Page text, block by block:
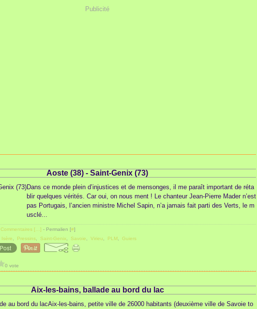
Publicité
Aoste (38) - Saint-Genix (73)
Dans ce monde plein d’injustices et de mensonges, il me paraît important de réta
blir quelques vérités. Car oui, on nous ment ! Le chanteur Jean-Pierre Mader n’est
pas Portugais, l’ancien ministre Michel Sapin, n’a jamais fait parti des Verts, le m
usclé...
Commentaires [ ] - Permalien [#]
Isère Pressins Saint-Genix Savoie Virieu PLM Guiers
0 vote
Aix-les-bains, ballade au bord du lac
Aix-les-bains, petite ville de 26000 habitants (deuxième ville de Savoie to